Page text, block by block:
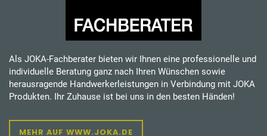
Als JOKA-Fachberater bieten wir Ihnen eine professionelle und
individuelle Beratung ganz nach Ihren Wünschen sowie
herausragende Handwerkerleistungen in Verbindung mit JOKA
Produkten. Ihr Zuhause ist bei uns in den besten Händen!
MEHR AUF WWW.JOKA.DE